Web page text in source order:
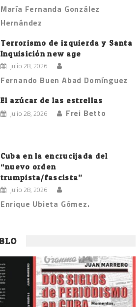
María Fernanda González
Hernández
Terrorismo de izquierda y Santa
Inquisición new age
julio 28, 2026
Fernando Buen Abad Domínguez
El azúcar de las estrellas
julio 28, 2026 Frei Betto
Cuba en la encrucijada del
“nuevo orden
trumpista/fascista”
julio 28, 2026
Enrique Ubieta Gómez.